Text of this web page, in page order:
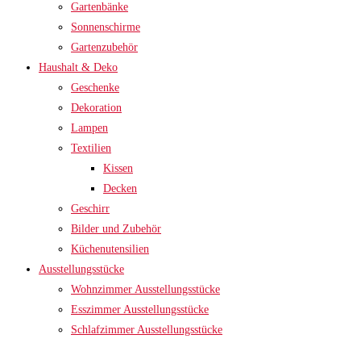
Gartenbänke
Sonnenschirme
Gartenzubehör
Haushalt & Deko
Geschenke
Dekoration
Lampen
Textilien
Kissen
Decken
Geschirr
Bilder und Zubehör
Küchenutensilien
Ausstellungsstücke
Wohnzimmer Ausstellungsstücke
Esszimmer Ausstellungsstücke
Schlafzimmer Ausstellungsstücke